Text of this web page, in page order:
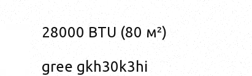
28000 BTU (80 м²)
gree gkh30k3hi